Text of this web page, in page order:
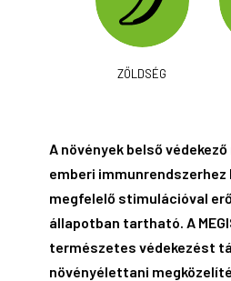
ZÖLDSÉG
A növények belső
emberi immunrendszerhez
megfelelő stimulációval
állapotban tartható. A
természetes védekezést
növényélettani